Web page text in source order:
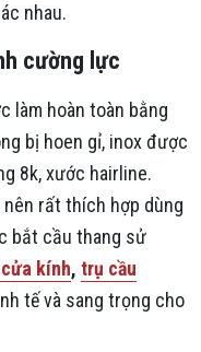
nhau.
cường lực
làm hoàn toàn bằng
bị hoen gỉ, inox được
8k, xước hairline.
nên rất thích hợp dùng
bắt cầu thang sử
kính, trụ cầu
tế và sang trọng cho